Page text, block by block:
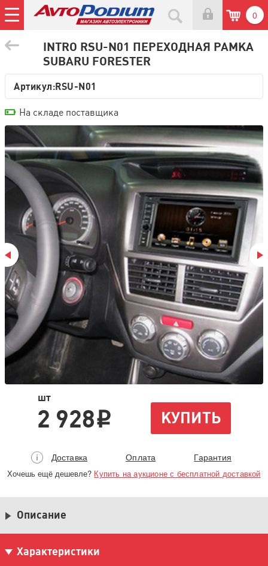
0
INTRO RSU-N01 ПЕРЕХОДНАЯ РАМКА
SUBARU FORESTER
Артикул:RSU-N01
шт
2 928i КУПИТЬ
Доставка Оплата Гарантия
Хочешь ещё дешевле? Купить на аукционе с бесплатной доставкой
На складе поставщика
Описание
Характеристики